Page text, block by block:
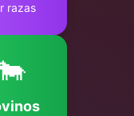
razas